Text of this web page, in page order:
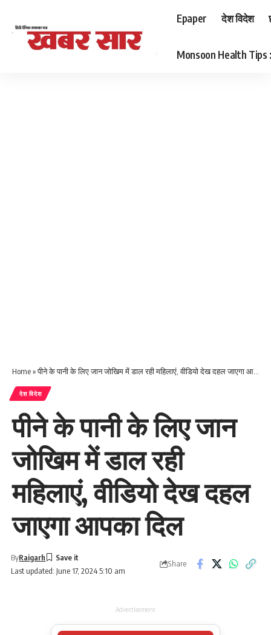
Epaper देश विदेश
Monsoon Health Tips :
Home»पीने के पानी के लिए जान जोखिम में डाल रही महिलाएं, वीडियो देख दहल जाएगा आपका दिल
देश विदेश
पीने के पानी के लिए जान
जोखिम में डाल रही
महिलाएं, वीडियो देख दहल
जाएगा आपका दिल
Last updated: June 17, 2024 5:10 am
ByRaigarh
Share
Advertisement